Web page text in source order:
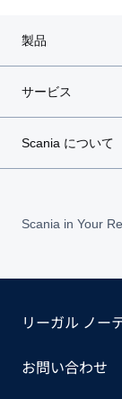
製品
サービス
Scania について
Scania in Your
リーガル ノー
お問い合わせ